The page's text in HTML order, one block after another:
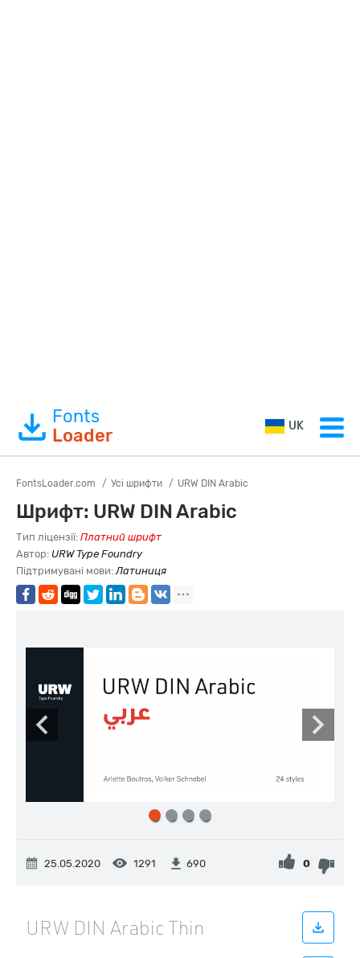
Fonts
Loader
UK
FontsLoader.com Усі шрифти URW DIN Arabic
Шрифт: URW DIN Arabic
Тип ліцензії: Платний шрифт
Автор: URW Type Foundry
Підтримувані мови:Латиниця
25.05.2020 1291 690 0